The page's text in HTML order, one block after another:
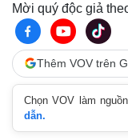
Mời quý độc giả
Thêm VOV trên
Chọn VOV làm
dẫn.